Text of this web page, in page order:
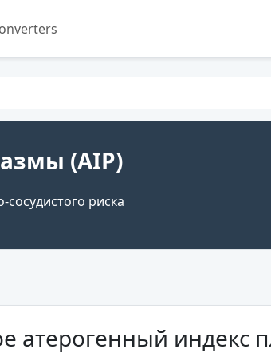
(AIP)
риска
атерогенный индекс